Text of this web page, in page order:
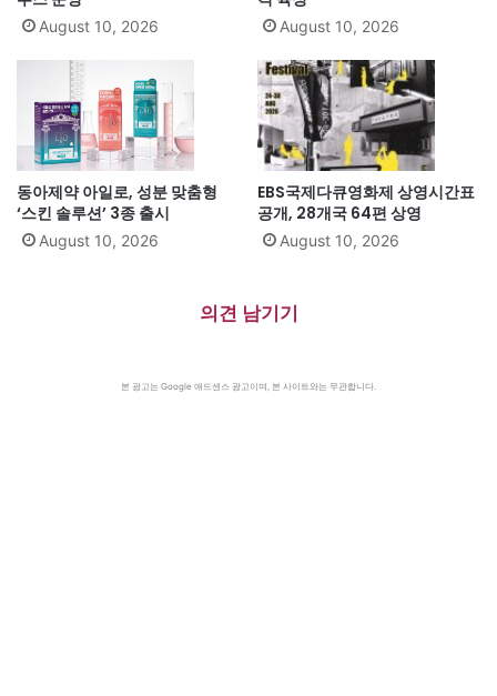
August 10, 2026 August 10, 2026
동아제약 아일로, 성분 맞춤형
‘스킨 솔루션’ 3종 출시
August 10, 2026
EBS국제다큐영화제 상영시간표
공개, 28개국 64편 상영
August 10, 2026
의견 남기기
본 광고는 Google 애드센스 광고이며, 본 사이트와는 무관합니다.